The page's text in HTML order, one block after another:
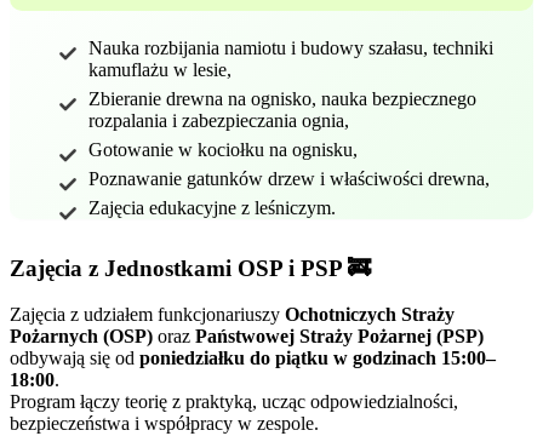
Nauka rozbijania namiotu i budowy szałasu, techniki
kamuflażu w lesie,
Zbieranie drewna na ognisko, nauka bezpiecznego
rozpalania i zabezpieczania ognia,
Gotowanie w kociołku na ognisku,
Poznawanie gatunków drzew i właściwości drewna,
Zajęcia edukacyjne z leśniczym.
Zajęcia z Jednostkami OSP i PSP 🚒
Zajęcia z udziałem funkcjonariuszy Ochotniczych Straży
Pożarnych (OSP) oraz Państwowej Straży Pożarnej (PSP)
odbywają się od poniedziałku do piątku w godzinach 15:00–
18:00.
Program łączy teorię z praktyką, ucząc odpowiedzialności,
bezpieczeństwa i współpracy w zespole.